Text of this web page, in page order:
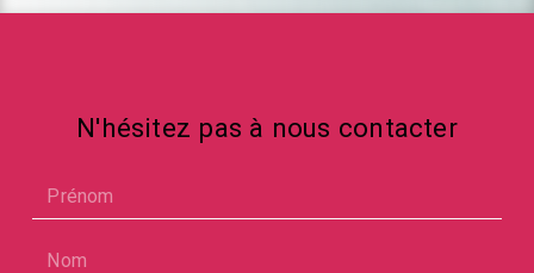
N'hésitez pas à nous contacter